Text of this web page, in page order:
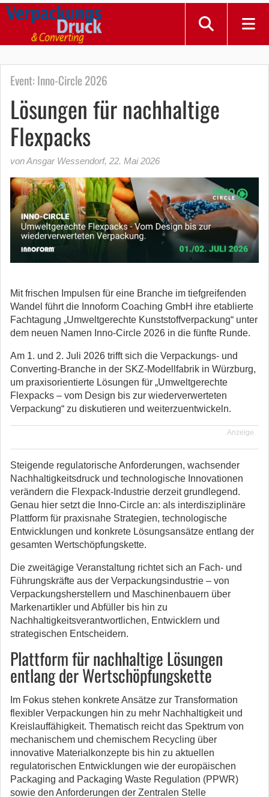
Event: Inno-Circle 2026
Lösungen für nachhaltige
Flexpacks
von Ansgar Wessendorf, 22. Mai 2026
Mit frischen Impulsen für eine Branche im tiefgreifenden
Wandel führt die Innoform Coaching GmbH ihre etablierte
Fachtagung „Umweltgerechte Kunststoffverpackung“ unter
dem neuen Namen Inno-Circle 2026 in die fünfte Runde.
Am 1. und 2. Juli 2026 trifft sich die Verpackungs- und
Converting-Branche in der SKZ-Modellfabrik in Würzburg,
um praxisorientierte Lösungen für „Umweltgerechte
Flexpacks – vom Design bis zur wiederverwerteten
Verpackung“ zu diskutieren und weiterzuentwickeln.
Anzeige
Steigende regulatorische Anforderungen, wachsender
Nachhaltigkeitsdruck und technologische Innovationen
verändern die Flexpack-Industrie derzeit grundlegend.
Genau hier setzt die Inno-Circle an: als interdisziplinäre
Plattform für praxisnahe Strategien, technologische
Entwicklungen und konkrete Lösungsansätze entlang der
gesamten Wertschöpfungskette.
Die zweitägige Veranstaltung richtet sich an Fach- und
Führungskräfte aus der Verpackungsindustrie – von
Verpackungsherstellern und Maschinenbauern über
Markenartikler und Abfüller bis hin zu
Nachhaltigkeitsverantwortlichen, Entwicklern und
strategischen Entscheidern.
Plattform für nachhaltige Lösungen
entlang der Wertschöpfungskette
Im Fokus stehen konkrete Ansätze zur Transformation
flexibler Verpackungen hin zu mehr Nachhaltigkeit und
Kreislauffähigkeit. Thematisch reicht das Spektrum von
mechanischem und chemischem Recycling über
innovative Materialkonzepte bis hin zu aktuellen
regulatorischen Entwicklungen wie der europäischen
Packaging and Packaging Waste Regulation (PPWR)
sowie den Anforderungen der Zentralen Stelle